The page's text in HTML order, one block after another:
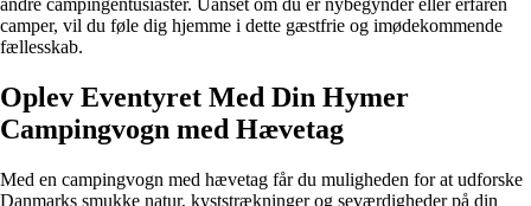
andre campingentusiaster. Uanset om du er nybegynder eller erfaren
camper, vil du føle dig hjemme i dette gæstfrie og imødekommende
fællesskab.
Oplev Eventyret Med Din Hymer
Campingvogn med Hævetag
Med en campingvogn med hævetag får du muligheden for at udforske
Danmarks smukke natur, kyststrækninger og seværdigheder på din